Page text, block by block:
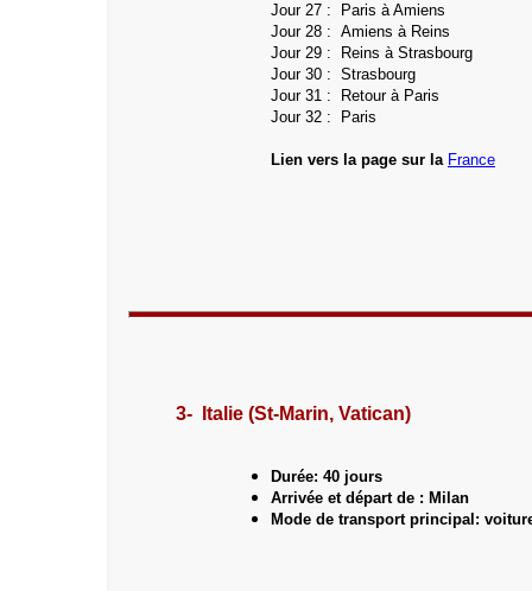
Jour 27 : Paris à Amiens
Jour 28 : Amiens à Reins
Jour 29 : Reins à Strasbourg
Jour 30 : Strasbourg
Jour 31 : Retour à Paris
Jour 32
Lien vers la page sur la France
3- Italie (St-Marin, Vatican)
Durée: 40 jours
Arrivée et départ de : Milan
Mode de transport principal: